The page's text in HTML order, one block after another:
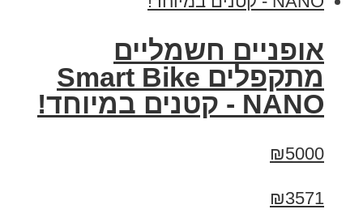
אופניים חשמליים
מתקפלים Smart Bike
NANO - קטנים במיוחד!
₪5000
₪3571